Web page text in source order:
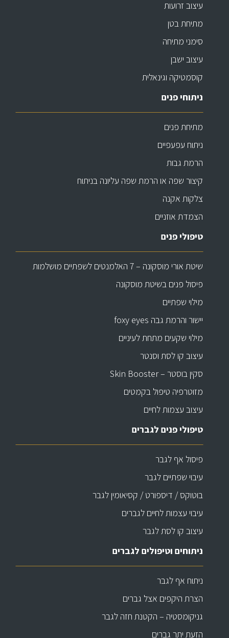
עיצוב זרועות
מתיחת בטן
סימני מתיחה
עיצוב ישבן
קוסמטיקה וגינאלית
ניתוחי פנים
מתיחת פנים
ניתוח עפעפיים
הרמת גבות
קיצור שפה או הרמת שפה עליונה בניתוח
צלקות אקנה
הצמדת אוזניים
טיפולי פנים
שיטת אורי מוסקונה – 7 האלמנטים לשפתיים מושלמות
פיסול פנים בשיטת מוסקונה
מילוי שפתיים
יישור והרמת גבה foxy eyes
מילוי שקעים מתחת לעיניים
עיצוב קו לסת וסנטר
סקין בוסטר – Skin Booster
מזוטרפיה טיפול בקמטים
עיצוב עצמות לחיים
טיפולי פנים לגברים
פיסול אף לגבר
עיבוי שפתיים לגבר
בוטוקס / דיספורט / קסיאומין לגבר
עיבוי עצמות לחיים לגברים
עיצוב קו לסת לגבר
ניתוחים וטיפולים לגברים
ניתוח אף לגבר
הצרת היקפים אצל גברים
גניקומסטיה – הקטנת חזה לגבר
הזעת יתר גברים